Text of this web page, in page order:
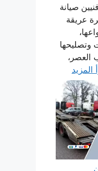
صيانة
عريقة
وتصليحها
العصر،
المزيد